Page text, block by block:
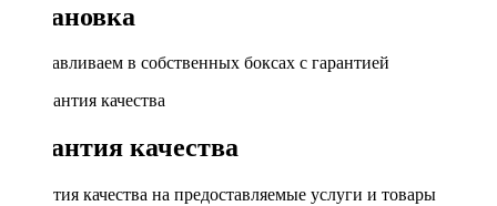
Установка
Устанавливаем в собственных боксах с гарантией
Гарантия качества
Гарантия качества на предоставляемые услуги и товары